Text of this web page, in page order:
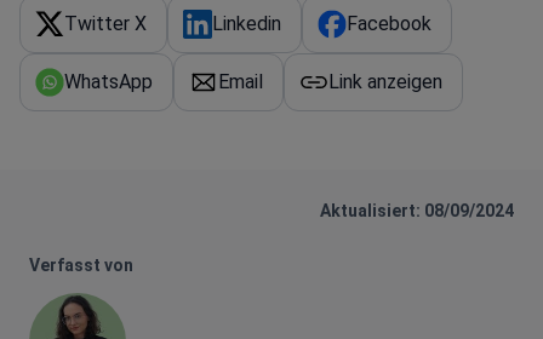
Twitter X Linkedin Facebook
WhatsApp Email Link anzeigen
Aktualisiert: 08/09/2024
Verfasst von